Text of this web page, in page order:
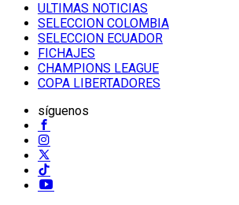
ULTIMAS NOTICIAS
SELECCION COLOMBIA
SELECCION ECUADOR
FICHAJES
CHAMPIONS LEAGUE
COPA LIBERTADORES
síguenos